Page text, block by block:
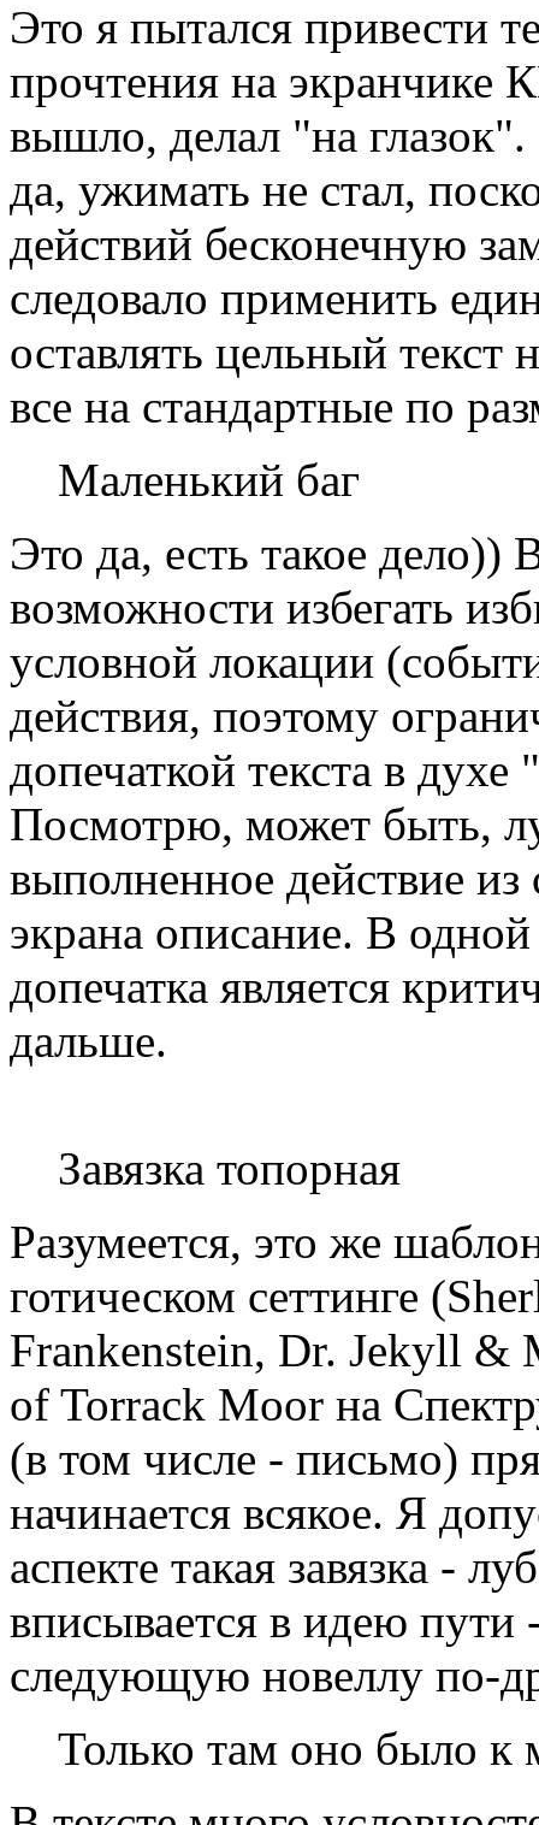
Это я пытался привести
прочтения на экранчике
вышло, делал "на
да, ужимать не стал,
действий бесконечную
следовало применить
оставлять цельный текст
все на стандартные по
Маленький баг
Это да, есть такое дело))
возможности избегать
условной локации
действия, поэтому
допечаткой текста в
Посмотрю, может быть,
выполненное действие из
экрана описание. В одной
допечатка является
дальше.
Завязка топорная
Разумеется, это же
готическом сеттинге
Frankenstein, Dr. Jekyll &
of Torrack Moor на
(в том числе - письмо)
начинается всякое. Я
аспекте такая завязка -
вписывается в идею пути
следующую новеллу по-
Только там оно было к